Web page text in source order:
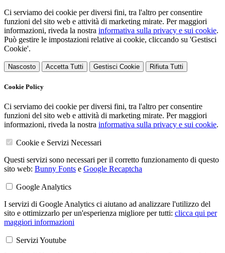
Ci serviamo dei cookie per diversi fini, tra l'altro per consentire
funzioni del sito web e attività di marketing mirate. Per maggiori
informazioni, riveda la nostra informativa sulla privacy e sui cookie.
Può gestire le impostazioni relative ai cookie, cliccando su 'Gestisci
Cookie'.
Nascosto Accetta Tutti Gestisci Cookie Rifiuta Tutti
Cookie Policy
Ci serviamo dei cookie per diversi fini, tra l'altro per consentire
funzioni del sito web e attività di marketing mirate. Per maggiori
informazioni, riveda la nostra informativa sulla privacy e sui cookie.
Cookie e Servizi Necessari
Questi servizi sono necessari per il corretto funzionamento di questo
sito web: Bunny Fonts e Google Recaptcha
Google Analytics
I servizi di Google Analytics ci aiutano ad analizzare l'utilizzo del
sito e ottimizzarlo per un'esperienza migliore per tutti: clicca qui per
maggiori informazioni
Servizi Youtube